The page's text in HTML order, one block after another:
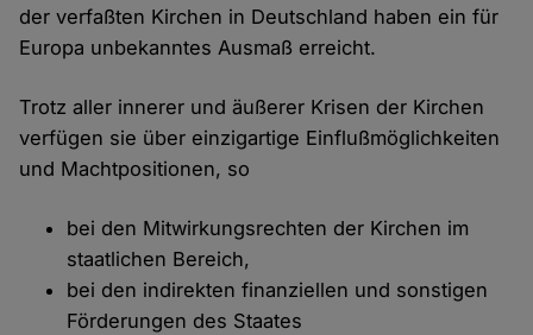
der verfaßten Kirchen in Deutschland haben ein für
Europa unbekanntes Ausmaß erreicht.
Trotz aller innerer und äußerer Krisen der Kirchen
verfügen sie über einzigartige Einflußmöglichkeiten
und Machtpositionen, so
bei den Mitwirkungsrechten der Kirchen im
staatlichen Bereich,
bei den indirekten finanziellen und sonstigen
Förderungen des Staates